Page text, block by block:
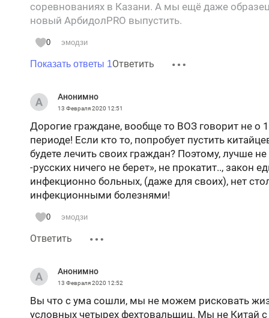
соревнованиях в Казани. А мы ещё даже
новый АрбидолPRO выпустить.
0 эмодзи
Показать ответы 1Ответить
Анонимно
13 Февраля 2020 12:51
Дорогие граждане, вообще то ВОЗ говорит не о
периоде! Если кто то, попробует пустить
будете лечить своих граждан? Поэтому, лучше
-русских ничего не берет», не прокатит.., закон
инфекционно больных, (даже для своих), нет
инфекционными болезнями!
0 эмодзи
Ответить
Анонимно
13 Февраля 2020 12:52
Вы что с ума сошли, мы не можем рисковать
условных четырех фехтовальщиц. Мы не Китай